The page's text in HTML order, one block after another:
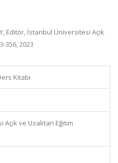
Editör, İstanbul Üniversitesi Açık
356, 2023
Kitabı
ve Uzaktan Eğitim